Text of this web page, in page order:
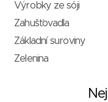
Výrobky ze sóji
Zahušťovadla
Základní suroviny
Zelenina